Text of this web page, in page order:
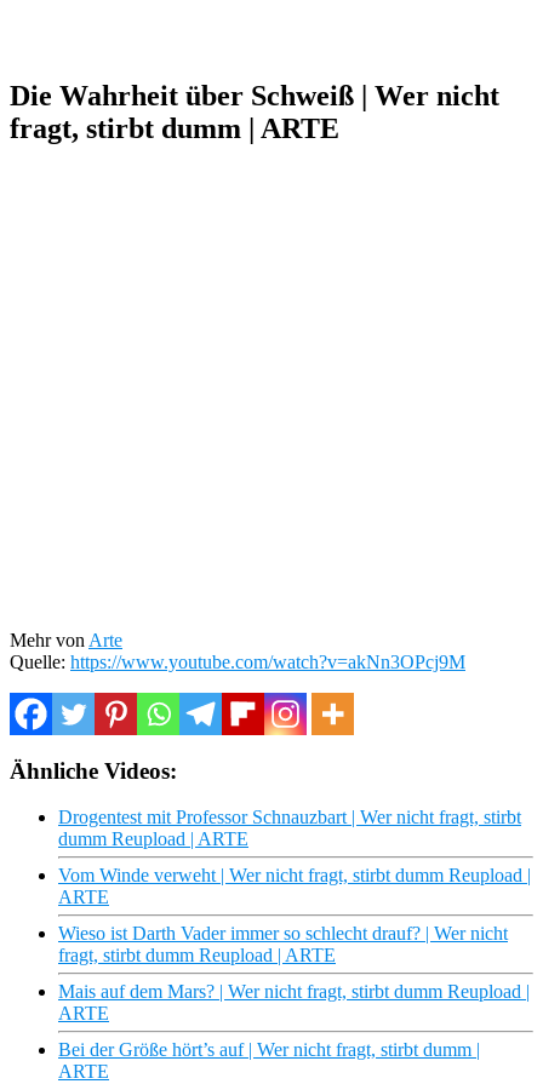
Die Wahrheit über Schweiß | Wer nicht
fragt, stirbt dumm | ARTE
Mehr von Arte
Quelle: https://www.youtube.com/watch?v=akNn3OPcj9M
Ähnliche Videos:
Drogentest mit Professor Schnauzbart | Wer nicht fragt, stirbt
dumm Reupload | ARTE
Vom Winde verweht | Wer nicht fragt, stirbt dumm Reupload |
ARTE
Wieso ist Darth Vader immer so schlecht drauf? | Wer nicht
fragt, stirbt dumm Reupload | ARTE
Mais auf dem Mars? | Wer nicht fragt, stirbt dumm Reupload |
ARTE
Bei der Größe hört’s auf | Wer nicht fragt, stirbt dumm |
ARTE